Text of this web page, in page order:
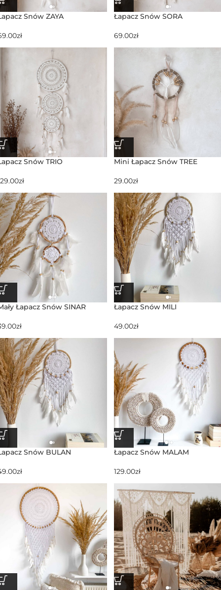
Snów ZAYA
zł
Łapacz Snów SORA
69.00zł
Snów TRIO
zł
Mini Łapacz Snów TREE
29.00zł
Łapacz Snów SINAR
zł
Łapacz Snów MILI
49.00zł
Snów BULAN
zł
Łapacz Snów MALAM
129.00zł